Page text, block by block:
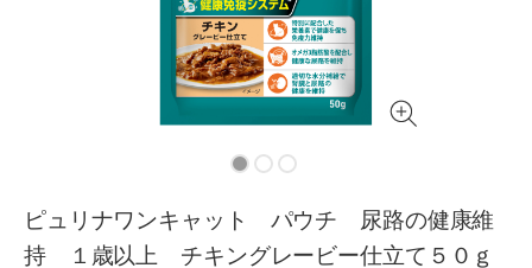
ピュリナワンキャット パウチ 尿路の健康維
持 １歳以上 チキングレービー仕立て５０ｇ